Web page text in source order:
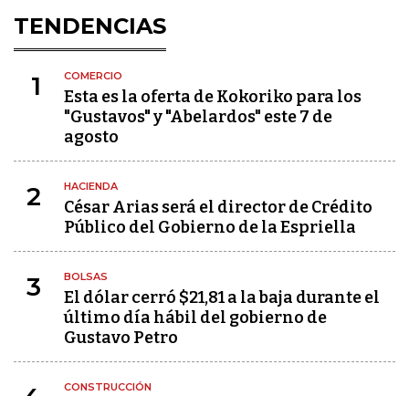
TENDENCIAS
1 COMERCIO
Esta es la oferta de Kokoriko para los
"Gustavos" y "Abelardos" este 7 de
agosto
2 HACIENDA
César Arias será el director de Crédito
Público del Gobierno de la Espriella
3 BOLSAS
El dólar cerró $21,81 a la baja durante el
último día hábil del gobierno de
Gustavo Petro
CONSTRUCCIÓN